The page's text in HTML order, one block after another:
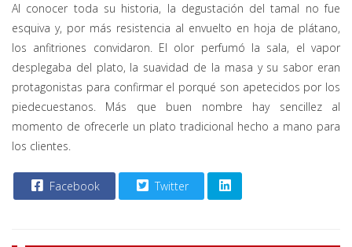
Al conocer toda su historia, la degustación del tamal no fue
esquiva y, por más resistencia al envuelto en hoja de plátano,
los anfitriones convidaron. El olor perfumó la sala, el vapor
desplegaba del plato, la suavidad de la masa y su sabor eran
protagonistas para confirmar el porqué son apetecidos por los
piedecuestanos. Más que buen nombre hay sencillez al
momento de ofrecerle un plato tradicional hecho a mano para
los clientes.
Facebook Twitter